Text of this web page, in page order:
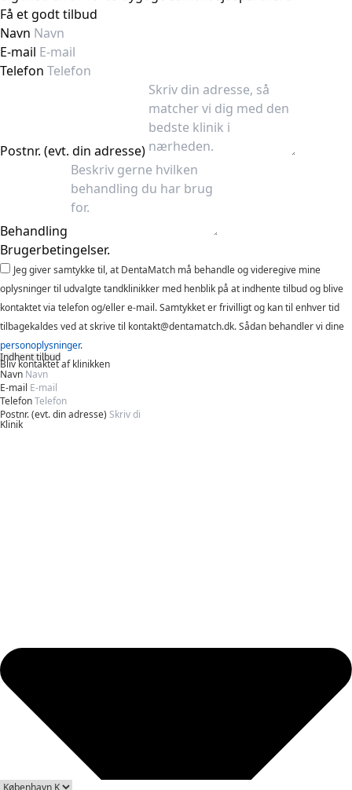
Få et godt tilbud
Navn
E-mail
Telefon
Postnr. (evt. din adresse)
Behandling
Brugerbetingelser.
Jeg giver samtykke til, at DentaMatch må behandle og videregive mine
oplysninger til udvalgte tandklinikker med henblik på at indhente tilbud og blive
kontaktet via telefon og/eller e-mail. Samtykket er frivilligt og kan til enhver tid
tilbagekaldes ved at skrive til kontakt@dentamatch.dk. Sådan behandler vi dine
personoplysninger.
Indhent tilbud
Bliv kontaktet af klinikken
Navn
E-mail
Telefon
Postnr. (evt. din adresse)
Klinik